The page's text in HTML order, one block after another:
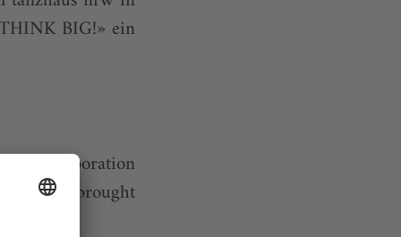
BIG!» ein
of collaboration
has brought